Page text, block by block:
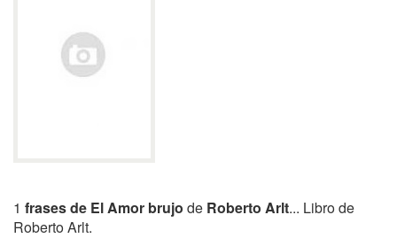
1 frases de El Amor brujo de Roberto Arlt... Libro de
Roberto Arlt.